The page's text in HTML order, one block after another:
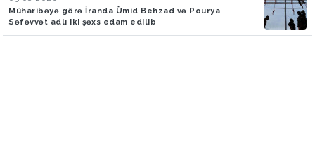
Müharibəyə görə İranda Ümid Behzad və Pourya
Səfəvvət adlı iki şəxs edam edilib